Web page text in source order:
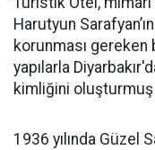
Harutyun
korunması gereken
yapılarla
kimliğini
1936 yılında Güzel